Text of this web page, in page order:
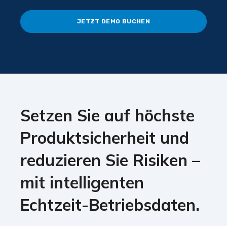
JETZT DEMO BUCHEN
Setzen Sie auf höchste
Produktsicherheit und
reduzieren Sie Risiken –
mit intelligenten
Echtzeit-Betriebsdaten.